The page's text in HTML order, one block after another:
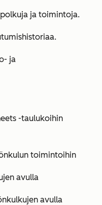
ja toimintoja.
ja
-taulukoihin
toimintoihin
avulla
avulla